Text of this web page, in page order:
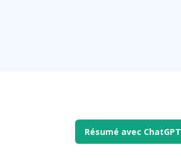
Résumé avec ChatGPT